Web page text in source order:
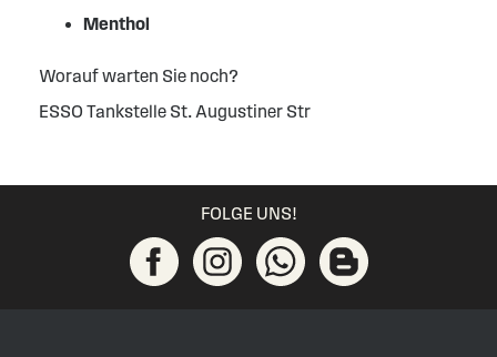
Menthol
Worauf warten Sie noch?
ESSO Tankstelle St. Augustiner Str
FOLGE UNS!